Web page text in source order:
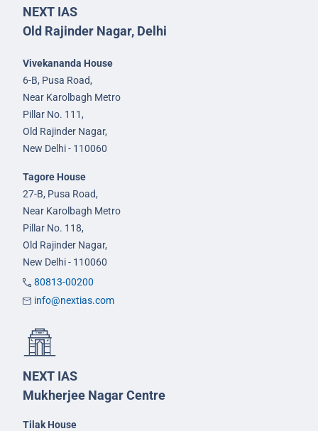
NEXT IAS
Old Rajinder Nagar, Delhi
Vivekananda House
6-B, Pusa Road,
Near Karolbagh Metro
Pillar No. 111,
Old Rajinder Nagar,
New Delhi - 110060
Tagore House
27-B, Pusa Road,
Near Karolbagh Metro
Pillar No. 118,
Old Rajinder Nagar,
New Delhi - 110060
80813-00200
info@nextias.com
NEXT IAS
Mukherjee Nagar Centre
Tilak House